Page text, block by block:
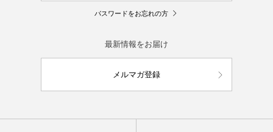
パスワードをお忘れの方
最新情報をお届け
メルマガ登録